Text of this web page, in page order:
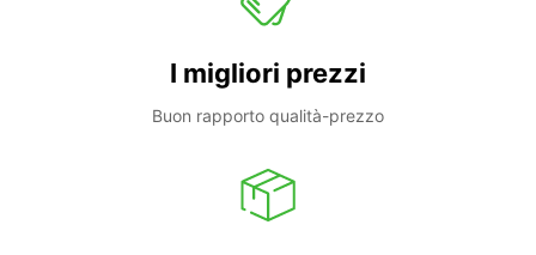
I migliori prezzi
Buon rapporto qualità-prezzo